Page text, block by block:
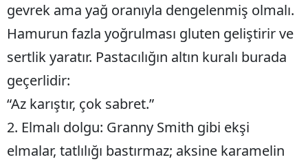
gevrek ama yağ oranıyla dengelenmiş olmalı.
Hamurun fazla yoğrulması gluten geliştirir ve
sertlik yaratır. Pastacılığın altın kuralı burada
geçerlidir:
“Az karıştır, çok sabret.”
2. Elmalı dolgu: Granny Smith gibi ekşi
elmalar, tatlılığı bastırmaz; aksine karamelin